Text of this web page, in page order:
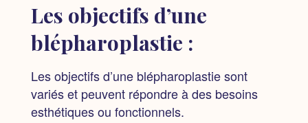
Les objectifs d’une
blépharoplastie :
Les objectifs d’une blépharoplastie sont
variés et peuvent répondre à des besoins
esthétiques ou fonctionnels.